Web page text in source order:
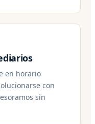
en horario
con
sin